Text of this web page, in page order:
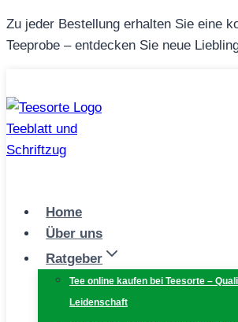
Zum
Inhalt
Zu jeder Bestellung erhalten Sie eine
Teeprobe – entdecken Sie neue
Home
Über uns
Ratgeber
Tee online kaufen bei Teesorte –
Leidenschaft